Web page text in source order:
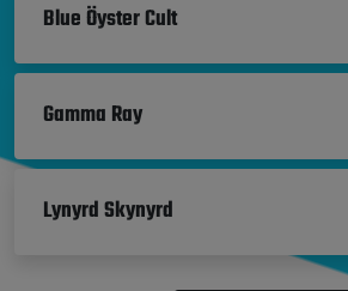
Blue Öyster Cult
Gamma Ray
Lynyrd Skynyrd